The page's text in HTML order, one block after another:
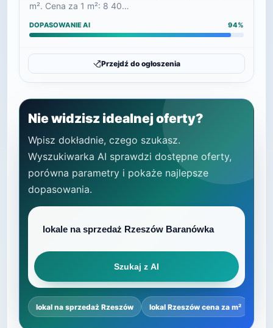
m². Cena za 1 m²: 8 40…
DOPASOWANIE AI 94%
Przejdź do ogłoszenia
Nie widzisz idealnej oferty?
Wpisz dokładnie, czego szukasz.
Wyszukiwarka AI sprawdzi dostępne oferty,
porówna parametry i pokaże najlepsze
dopasowania.
Szukaj z AI
lokal na sprzedaż Rzeszów lokal Rzeszów cena za m²